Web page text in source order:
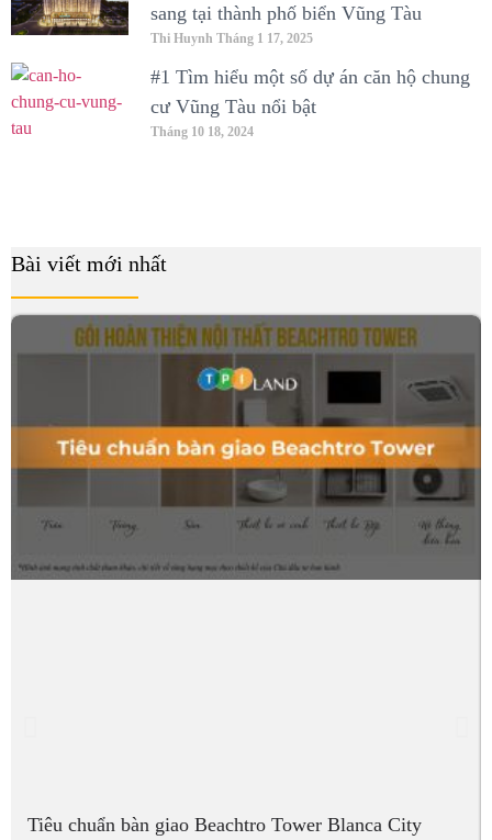
sang tại thành phố biển Vũng Tàu
Thi Huynh Tháng 1 17, 2025
#1 Tìm hiểu một số dự án căn hộ chung
cư Vũng Tàu nổi bật
Tháng 10 18, 2024
Bài viết mới nhất
Tiêu chuẩn bàn giao Beachtro Tower Blanca City